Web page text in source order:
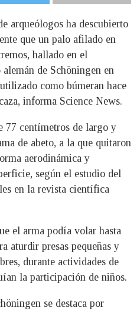
arqueólogos ha descubierto
que un palo afilado en
hallado en el
de Schöningen en
como búmeran hace
informa Science News.
77 centímetros de largo y
de abeto, a la que quitaron
aerodinámica y
según el estudio del
en la revista científica
el arma podía volar hasta
aturdir presas pequeñas y
durante actividades de
la participación de niños.
se destaca por